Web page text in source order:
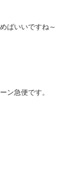
ばいいですね～
急便です。